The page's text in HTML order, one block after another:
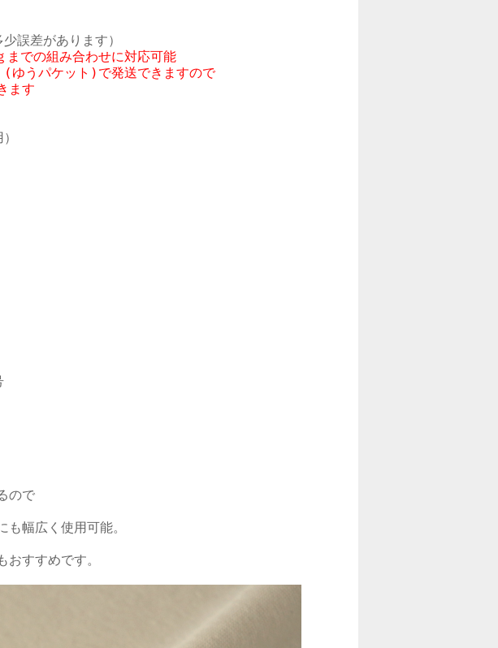
での組み合わせに対応可能
ゆうパケット)で発送できますので
ます
ので
幅広く使用可能。
すすめです。